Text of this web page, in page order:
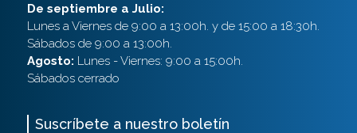
De septiembre a Julio:
Lunes a Viernes de 9:00 a 13:00h. y de 15:00 a 18:30h.
Sábados de 9:00 a 13:00h.
Agosto: Lunes - Viernes: 9:00 a 15:00h.
Sábados cerrado
Suscríbete a nuestro boletín